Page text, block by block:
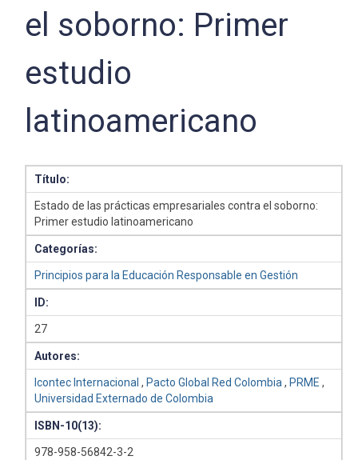
el soborno: Primer
estudio
latinoamericano
Título:
Estado de las prácticas empresariales contra el soborno:
Primer estudio latinoamericano
Categorías:
Principios para la Educación Responsable en Gestión
ID:
27
Autores:
Icontec Internacional , Pacto Global Red Colombia , PRME ,
Universidad Externado de Colombia
ISBN-10(13):
978-958-56842-3-2